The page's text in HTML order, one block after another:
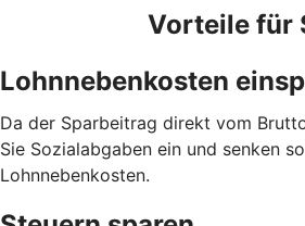
Vorteile für
Lohnnebenkosten
Da der Sparbeitrag direkt vom
Sie Sozialabgaben ein und senken
Lohnnebenkosten.